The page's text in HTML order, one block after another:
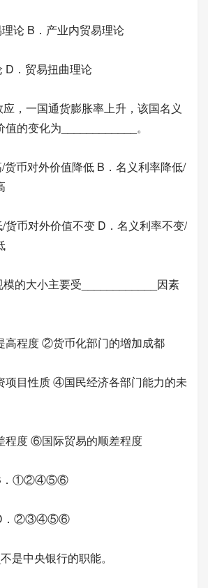
论 B．产业内贸易理论
D．贸易扭曲理论
，一国通货膨胀率上升，该国名义
的变化为____________。
货币对外价值降低 B．名义利率降低/
货币对外价值不变 D．名义利率不变/
的大小主要受____________因素
程度 ②货币化部门的增加成都
目性质 ④国民经济各部门能力的未
度 ⑥国际贸易的顺差程度
．①②④⑤⑥
．②③④⑤⑥
是中央银行的职能。